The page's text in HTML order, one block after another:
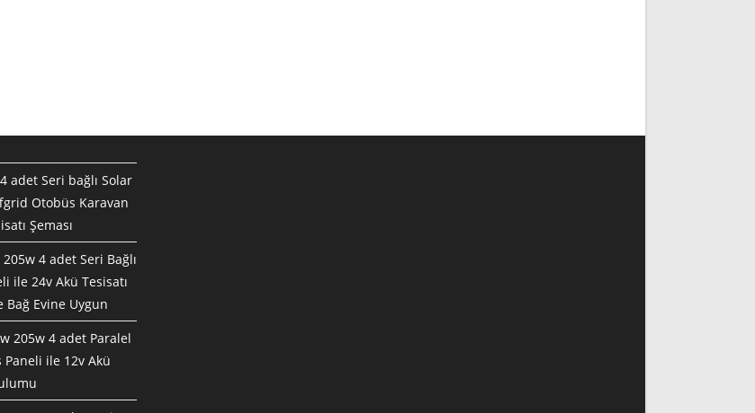
adet Seri bağlı Solar
Otobüs Karavan
Şeması
4 adet Seri Bağlı
ile 24v Akü Tesisatı
Bağ Evine Uygun
205w 4 adet Paralel
Paneli ile 12v Akü